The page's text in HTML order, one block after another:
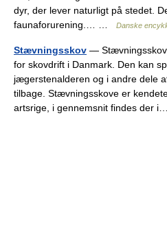
dyr, der lever naturligt på stedet.
faunaforurening.… …
Danske
Stævningsskov —
for skovdrift i Danmark. Den kan
jægerstenalderen og i andre dele
tilbage. Stævningsskove er
artsrige, i gennemsnit findes der